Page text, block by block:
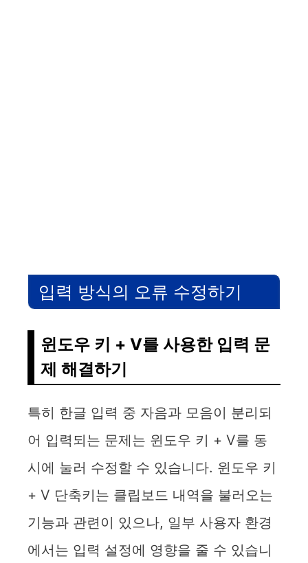
입력 방식의 오류 수정하기
윈도우 키 + V를 사용한 입력 문
제 해결하기
특히 한글 입력 중 자음과 모음이 분리되
어 입력되는 문제는 윈도우 키 + V를 동
시에 눌러 수정할 수 있습니다. 윈도우 키
+ V 단축키는 클립보드 내역을 불러오는
기능과 관련이 있으나, 일부 사용자 환경
에서는 입력 설정에 영향을 줄 수 있습니